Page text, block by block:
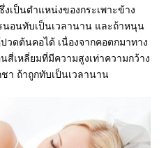
เป็นตำแหน่งของกระเพาะข้าง
นอนทับเป็นเวลานาน และถ้าหนุน
วดต้นคอได้ เนื่องจากคอตกมาทาง
เหลี่ยมที่มีความสูงเท่าความกว้าง
า ถ้าถูกทับเป็นเวลานาน